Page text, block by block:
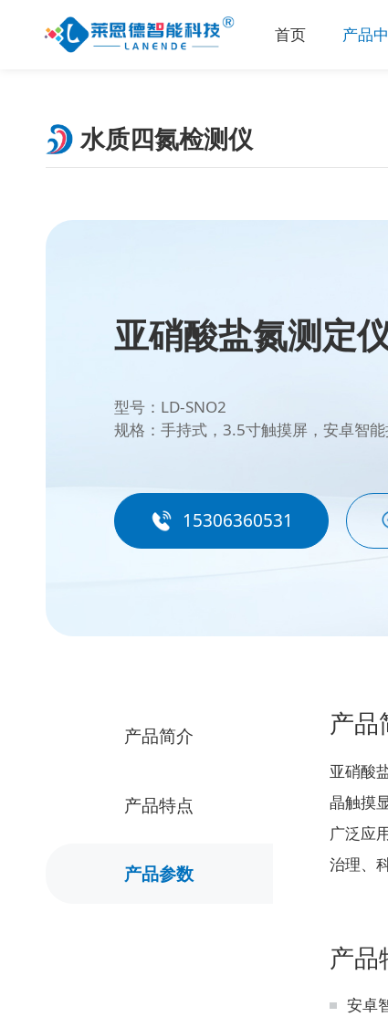
首页 产品
水质四氮检测仪
亚硝酸盐氮测定
型号：LD-SNO2
规格：手持式，3.5寸触摸屏，安卓智
15306360531
产品简介
产品特点
产品参数
产品
亚硝酸
晶触摸
广泛应
治理、
产品
安卓